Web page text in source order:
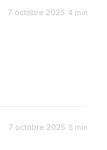
7 octobre 2025 4 min
7 octobre 2025 5 min